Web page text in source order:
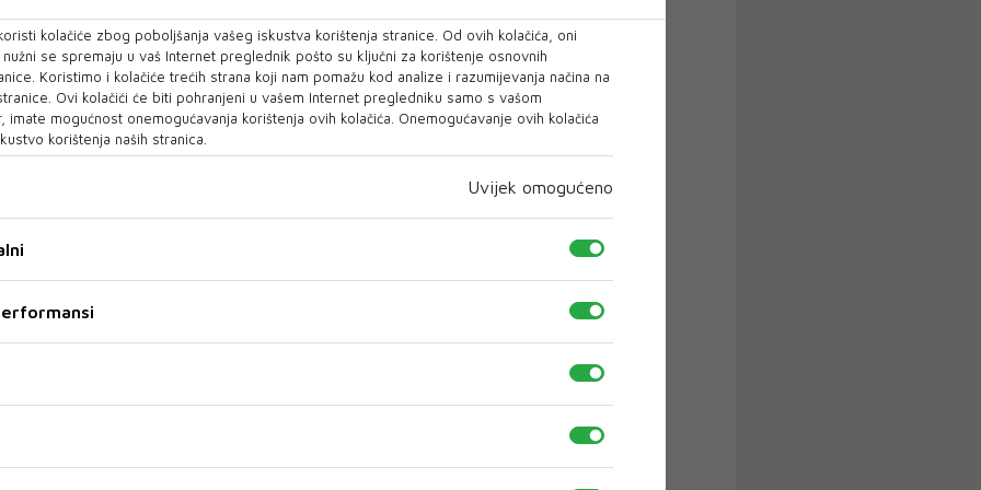
potporu u suzbijanju epidemije s kojom smo trenutno svi
unija, u duhu posebnih odnosa s regijom zapadnog
tu regiju u iznosu od 3,3 milijarde eura i zemljama iz
instrumentima europske pomoći.
za novi instrument pretpristupne pomoći, također,
obvezanost na proces proširenja te je naglasila
vrijednosti, demokratskih i odgovornih institucija i
unija nastaviti pomagati partnerima na zapadnom
okvira, borbi protiv kriminala i korupcije i
zagrebačkog summita obilježava se 20. obljetnica prvog
su sudjelovala izaslanstva iz jugoistočne Europe,
kolačiće zbog poboljšanja vašeg iskustva korištenja stranice. Od ovih kolačića, oni
se spremaju u vaš Internet preglednik pošto su ključni za korištenje osnovnih
Koristimo i kolačiće trećih strana koji nam pomažu kod analize i razumijevanja načina na
Ovi kolačići će biti pohranjeni u vašem Internet pregledniku samo s vašom
imate mogućnost onemogućavanja korištenja ovih kolačića. Onemogućavanje ovih kolačića
korištenja naših stranica.
Uvijek omogućeno